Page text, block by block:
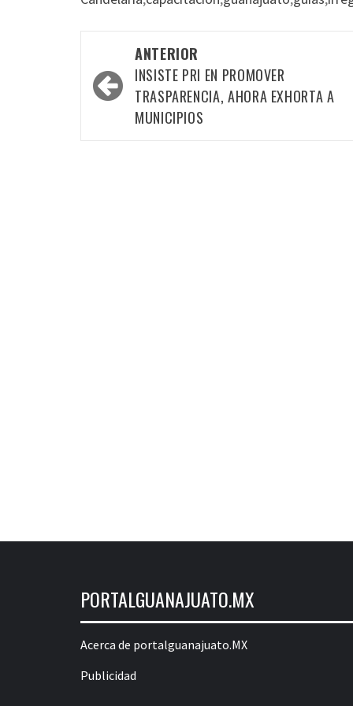
Navegación
por
las
entradas
ANTERIOR
INSISTE PRI EN PROMOVER
TRASPARENCIA, AHORA EXHORTA A
MUNICIPIOS
PORTALGUANAJUATO.MX
Acerca de portalguanajuato.MX
Publicidad